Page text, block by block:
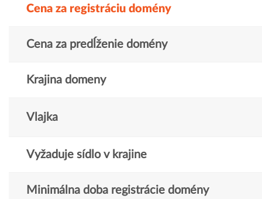
Cena za registráciu domény
Cena za predĺženie domény
Krajina domeny
Vlajka
Vyžaduje sídlo v krajine
Minimálna doba registrácie domény